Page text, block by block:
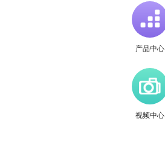
产品中心
视频中心